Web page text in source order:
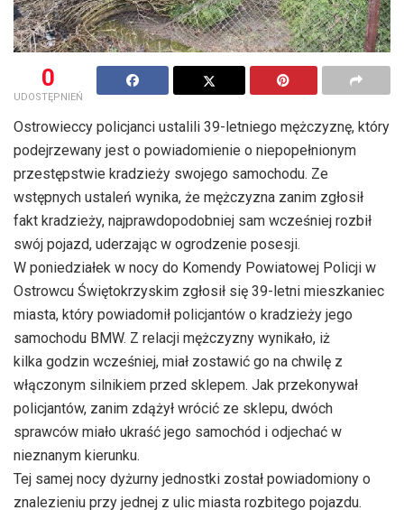
0
UDOSTĘPNIEŃ
Ostrowieccy policjanci ustalili 39-letniego mężczyznę, który
podejrzewany jest o powiadomienie o niepopełnionym
przestępstwie kradzieży swojego samochodu. Ze
wstępnych ustaleń wynika, że mężczyzna zanim zgłosił
fakt kradzieży, najprawdopodobniej sam wcześniej rozbił
swój pojazd, uderzając w ogrodzenie posesji.
W poniedziałek w nocy do Komendy Powiatowej Policji w
Ostrowcu Świętokrzyskim zgłosił się 39-letni mieszkaniec
miasta, który powiadomił policjantów o kradzieży jego
samochodu BMW. Z relacji mężczyzny wynikało, iż
kilka godzin wcześniej, miał zostawić go na chwilę z
włączonym silnikiem przed sklepem. Jak przekonywał
policjantów, zanim zdążył wrócić ze sklepu, dwóch
sprawców miało ukraść jego samochód i odjechać w
nieznanym kierunku.
Tej samej nocy dyżurny jednostki został powiadomiony o
znalezieniu przy jednej z ulic miasta rozbitego pojazdu.